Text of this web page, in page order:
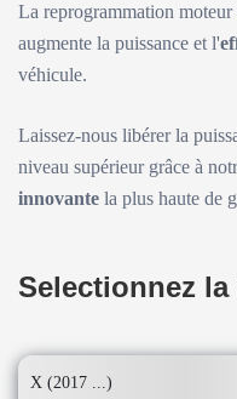
La reprogrammation
augmente la puissance et l'
véhicule.
Laissez-nous libérer la
niveau supérieur grâce à
innovante la plus haute de
Selectionnez
X (2017 ...)